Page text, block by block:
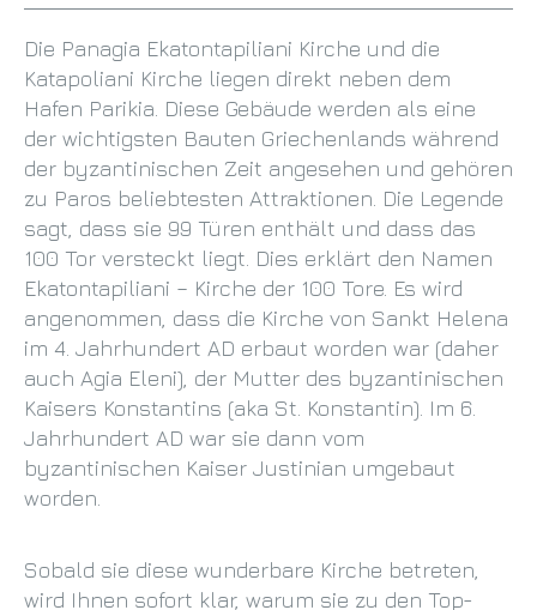
Die Panagia Ekatontapiliani Kirche und die
Katapoliani Kirche liegen direkt neben dem
Hafen Parikia. Diese Gebäude werden als eine
der wichtigsten Bauten Griechenlands während
der byzantinischen Zeit angesehen und gehören
zu Paros beliebtesten Attraktionen. Die Legende
sagt, dass sie 99 Türen enthält und dass das
100 Tor versteckt liegt. Dies erklärt den Namen
Ekatontapiliani – Kirche der 100 Tore. Es wird
angenommen, dass die Kirche von Sankt Helena
im 4. Jahrhundert AD erbaut worden war (daher
auch Agia Eleni), der Mutter des byzantinischen
Kaisers Konstantins (aka St. Konstantin). Im 6.
Jahrhundert AD war sie dann vom
byzantinischen Kaiser Justinian umgebaut
worden.
Sobald sie diese wunderbare Kirche betreten,
wird Ihnen sofort klar, warum sie zu den Top-